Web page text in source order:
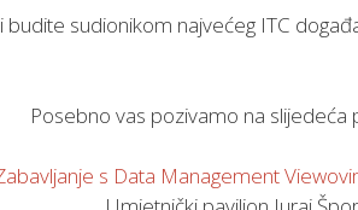
sudionikom najvećeg ITC
Posebno vas pozivamo na slijedeća
s Data Management